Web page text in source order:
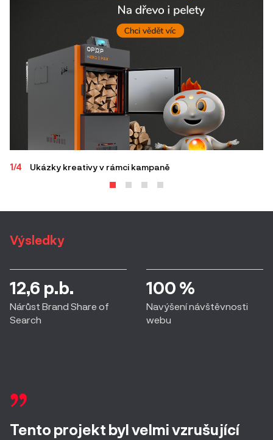
1/4 Ukázky kreativy v rámci kampaně
Výsledky
12,6 p.b.
Nárůst Brand Share of
Search
100 %
Navýšení návštěvnosti
webu
Tento projekt byl velmi vzrušující